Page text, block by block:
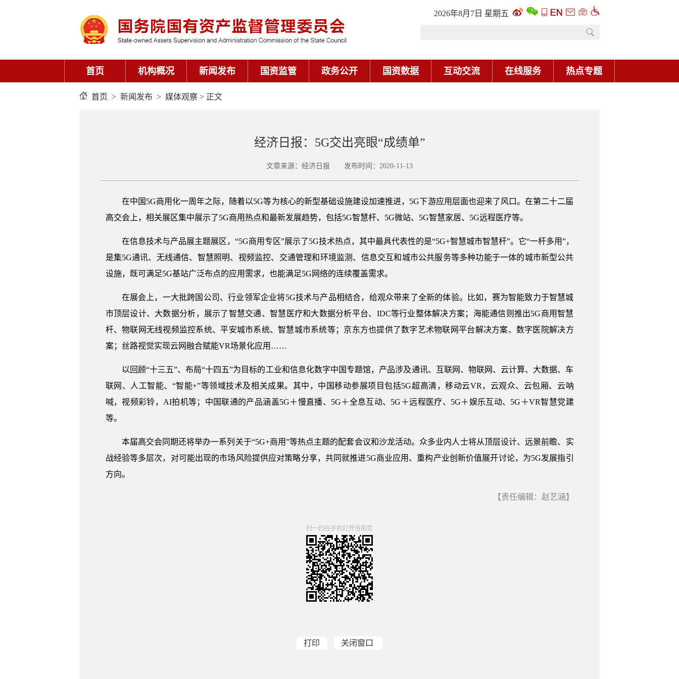
2026年8月7日 星期五
首页 机构概况 新闻发布 国资监管 政务公开 国资数据 互动交流 在线服务 热点专题
首页 > 新闻发布 > 媒体观察 > 正文
经济日报：5G交出亮眼“成绩单”
文章来源：经济日报 发布时间：2020-11-13
在中国5G商用化一周年之际，随着以5G等为核心的新型基础设施建设加速推进，5G下游应用层面也迎来了风口。在第二十二届
高交会上，相关展区集中展示了5G商用热点和最新发展趋势，包括5G智慧杆、5G微站、5G智慧家居、5G远程医疗等。
在信息技术与产品展主题展区，“5G商用专区”展示了5G技术热点，其中最具代表性的是“5G+智慧城市智慧杆”。它“一杆多用”，
是集5G通讯、无线通信、智慧照明、视频监控、交通管理和环境监测、信息交互和城市公共服务等多种功能于一体的城市新型公共
设施，既可满足5G基站广泛布点的应用需求，也能满足5G网络的连续覆盖需求。
在展会上，一大批跨国公司、行业领军企业将5G技术与产品相结合，给观众带来了全新的体验。比如，赛为智能致力于智慧城
市顶层设计、大数据分析，展示了智慧交通、智慧医疗和大数据分析平台、IDC等行业整体解决方案；海能通信则推出5G商用智慧
杆、物联网无线视频监控系统、平安城市系统、智慧城市系统等；京东方也提供了数字艺术物联网平台解决方案、数字医院解决方
案；丝路视觉实现云网融合赋能VR场景化应用……
以回顾“十三五”、布局“十四五”为目标的工业和信息化数字中国专题馆，产品涉及通讯、互联网、物联网、云计算、大数据、车
联网、人工智能、“智能+”等领域技术及相关成果。其中，中国移动参展项目包括5G超高清，移动云VR，云观众、云包厢、云呐
喊，视频彩铃，AI拍机等；中国联通的产品涵盖5G＋慢直播、5G＋全息互动、5G＋远程医疗、5G＋娱乐互动、5G＋VR智慧党建
等。
本届高交会同期还将举办一系列关于“5G+商用”等热点主题的配套会议和沙龙活动。众多业内人士将从顶层设计、远景前瞻、实
战经验等多层次，对可能出现的市场风险提供应对策略分享，共同就推进5G商业应用、重构产业创新价值展开讨论，为5G发展指引
方向。
【责任编辑：赵艺涵】
扫一扫在手机打开当前页
打印 关闭窗口